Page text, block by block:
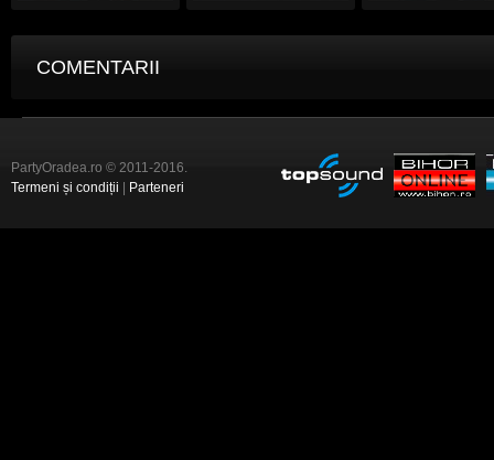
COMENTARII
PartyOradea.ro © 2011-2016.
Termeni și condiții
Parteneri